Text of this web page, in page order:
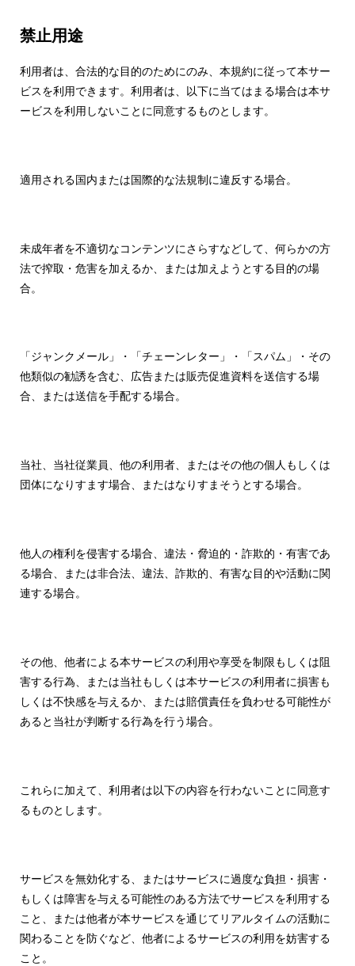
禁止用途
利用者は、合法的な目的のためにのみ、本規約に従って本サー
ビスを利用できます。利用者は、以下に当てはまる場合は本サ
ービスを利用しないことに同意するものとします。
適用される国内または国際的な法規制に違反する場合。
未成年者を不適切なコンテンツにさらすなどして、何らかの方
法で搾取・危害を加えるか、または加えようとする目的の場
合。
「ジャンクメール」・「チェーンレター」・「スパム」・その
他類似の勧誘を含む、広告または販売促進資料を送信する場
合、または送信を手配する場合。
当社、当社従業員、他の利用者、またはその他の個人もしくは
団体になりすます場合、またはなりすまそうとする場合。
他人の権利を侵害する場合、違法・脅迫的・詐欺的・有害であ
る場合、または非合法、違法、詐欺的、有害な目的や活動に関
連する場合。
その他、他者による本サービスの利用や享受を制限もしくは阻
害する行為、または当社もしくは本サービスの利用者に損害も
しくは不快感を与えるか、または賠償責任を負わせる可能性が
あると当社が判断する行為を行う場合。
これらに加えて、利用者は以下の内容を行わないことに同意す
るものとします。
サービスを無効化する、またはサービスに過度な負担・損害・
もしくは障害を与える可能性のある方法でサービスを利用する
こと、または他者が本サービスを通じてリアルタイムの活動に
関わることを防ぐなど、他者によるサービスの利用を妨害する
こと。